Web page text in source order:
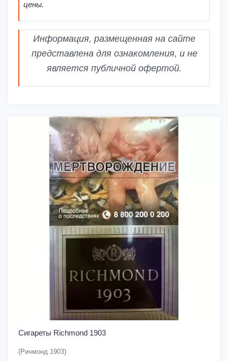
цены.
Информация, размещенная на сайте
представлена для ознакомления, и не
является публичной офертой.
Сигареты Richmond 1903
(Ричмонд 1903)